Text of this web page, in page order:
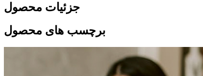
جزئیات محصول
برچسب های محصول